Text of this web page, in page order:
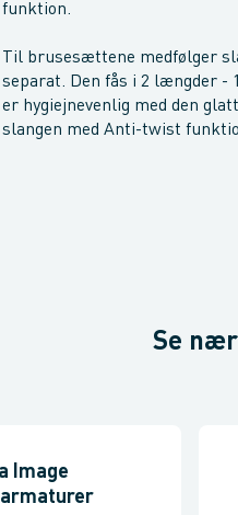
funktion.
Til brusesættene medfølger
separat. Den fås i 2 længder -
er hygiejnevenlig med den
slangen med Anti-twist
Se
Image